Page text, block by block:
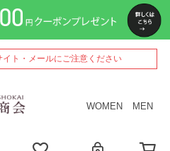
ト・メールにご注意ください
WOMEN MEN
ペー
ジト
ップ
へ